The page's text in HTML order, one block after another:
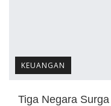
KEUANGAN
Tiga Negara